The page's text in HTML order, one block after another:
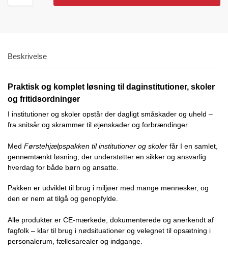
Beskrivelse
Praktisk og komplet løsning til daginstitutioner, skoler
og fritidsordninger
I institutioner og skoler opstår der dagligt småskader og uheld –
fra snitsår og skrammer til øjenskader og forbrændinger.
Med Førstehjælpspakken til institutioner og skoler får I en samlet,
gennemtænkt løsning, der understøtter en sikker og ansvarlig
hverdag for både børn og ansatte.
Pakken er udviklet til brug i miljøer med mange mennesker, og
den er nem at tilgå og genopfylde.
Alle produkter er CE-mærkede, dokumenterede og anerkendt af
fagfolk – klar til brug i nødsituationer og velegnet til opsætning i
personalerum, fællesarealer og indgange.